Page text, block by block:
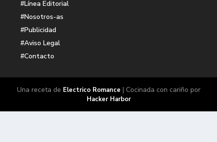
#Línea Editorial
#Nosotros-as
#Publicidad
#Aviso Legal
#Contacto
Una receta de Electrico Romance | Cocinada con cariño por
Hacker Harbor